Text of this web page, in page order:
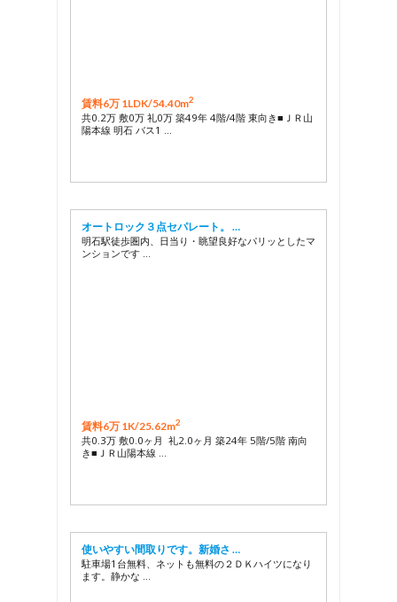
賃料6万 1LDK/54.40m2
共0.2万 敷0万 礼0万 築49年 4階/4階 東向き■ＪＲ山
陽本線 明石 バス1 …
オートロック３点セパレート。 …
明石駅徒歩圏内、日当り・眺望良好なパリッとしたマ
ンションです …
賃料6万 1K/25.62m2
共0.3万 敷0.0ヶ月 礼2.0ヶ月 築24年 5階/5階 南向
き■ＪＲ山陽本線 …
使いやすい間取りです。新婚さ …
駐車場1台無料、ネットも無料の２ＤＫハイツになり
ます。静かな …